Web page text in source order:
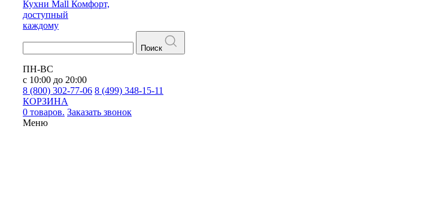
Кухни Mall Комфорт,
доступный
каждому
Поиск
ПН-ВС
с 10:00 до 20:00
8 (800) 302-77-06 8 (499) 348-15-11
КОРЗИНА
0 товаров. Заказать звонок
Меню